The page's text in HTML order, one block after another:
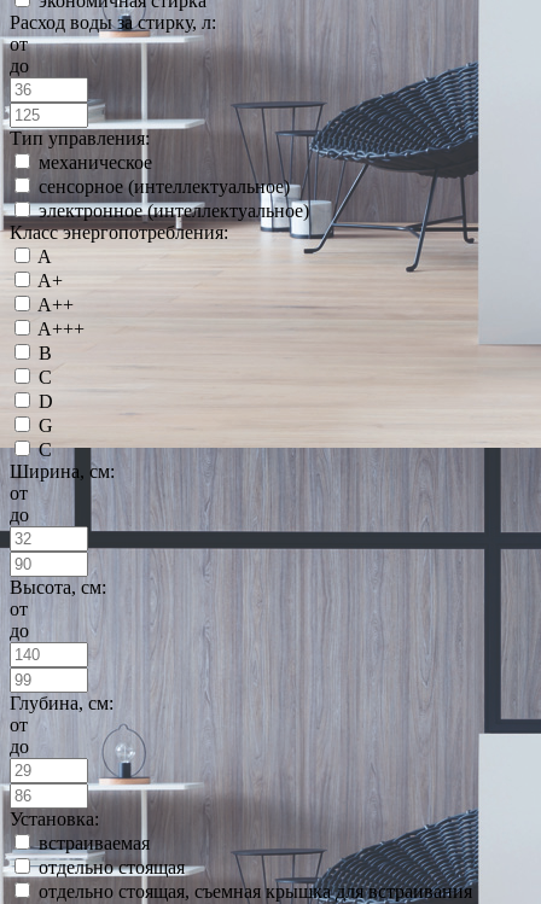
Расход воды за стирку, л:
от
до
Тип управления:
механическое
сенсорное (интеллектуальное)
электронное (интеллектуальное)
Класс энергопотребления:
A
A+
A++
A+++
B
C
D
G
С
Ширина, см:
от
до
Высота, см:
от
до
Глубина, см:
от
до
Установка:
встраиваемая
отдельно стоящая
отдельно стоящая, съемная крышка для встраивания